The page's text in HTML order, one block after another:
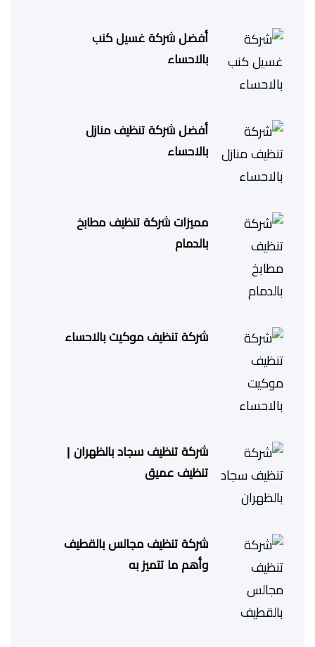
أفضل شركة غسيل كنب
بالاحساء
أفضل شركة تنظيف منازل
بالاحساء
مميزات شركة تنظيف مطابخ
بالدمام
شركة تنظيف موكيت بالاحساء
شركة تنظيف سجاد بالظهران |
تنظيف عميق
شركة تنظيف مجالس بالقطيف
وأهم ما تتميز به